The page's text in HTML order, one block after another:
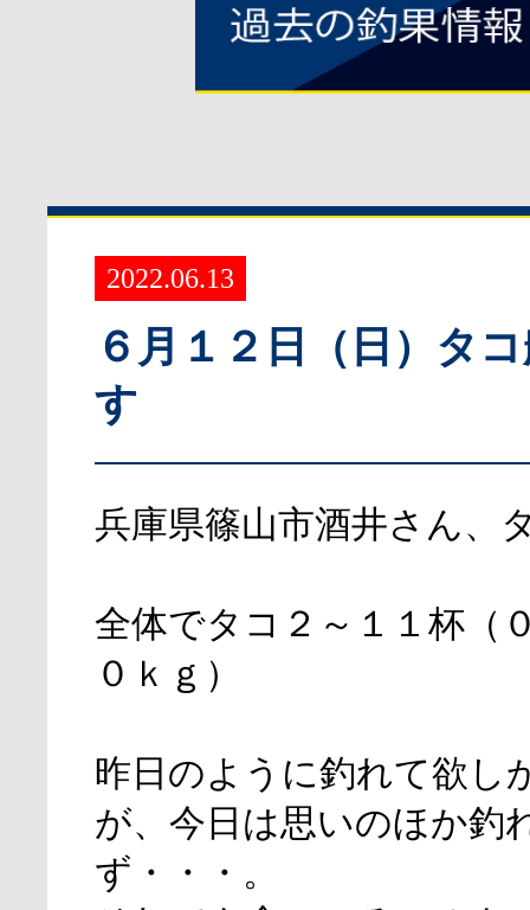
2022.06.13
６月１２日（日）タ
す
兵庫県篠山市酒井さん、
全体でタコ２～１１杯（
０ｋｇ）
昨日のように釣れて欲し
が、今日は思いのほか釣
ず・・・。